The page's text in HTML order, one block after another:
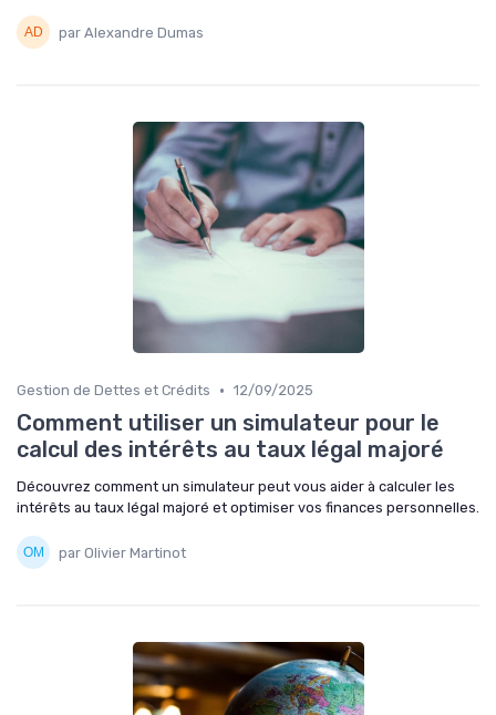
par Alexandre Dumas
Gestion de Dettes et Crédits • 12/09/2025
Comment utiliser un simulateur pour le
calcul des intérêts au taux légal majoré
Découvrez comment un simulateur peut vous aider à calculer les
intérêts au taux légal majoré et optimiser vos finances personnelles.
par Olivier Martinot